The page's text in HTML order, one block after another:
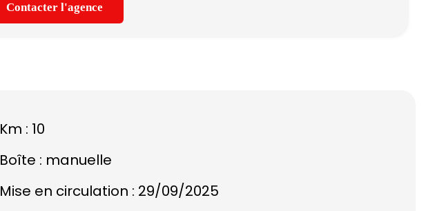
Contacter l'agence
Km : 10
Boîte : manuelle
Mise en circulation : 29/09/2025